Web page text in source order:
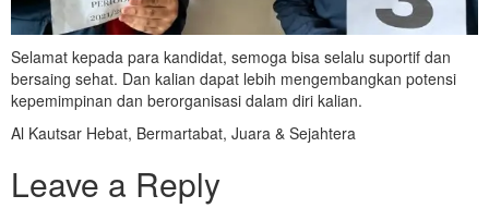
Selamat kepada para kandidat, semoga bisa selalu suportif dan
bersaing sehat. Dan kalian dapat lebih mengembangkan potensi
kepemimpinan dan berorganisasi dalam diri kalian.
Al Kautsar Hebat, Bermartabat, Juara & Sejahtera
Leave a Reply